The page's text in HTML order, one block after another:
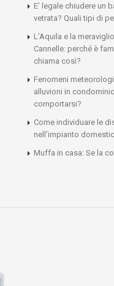
E’ legale chiudere un
vetrata? Quali tipi di
L’Aquila e la
Cannelle: perché è
chiama così?
Fenomeni
alluvioni in
comportarsi?
Come individuare le
nell’impianto
Muffa in casa: Se la